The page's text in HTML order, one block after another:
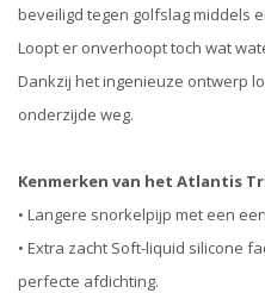
beveiligd tegen golfslag middels
Loopt er onverhoopt toch wat
Dankzij het ingenieuze ontwerp
onderzijde weg.
Kenmerken van het Atlantis
• Langere snorkelpijp met een
• Extra zacht Soft-liquid silicone
perfecte afdichting.